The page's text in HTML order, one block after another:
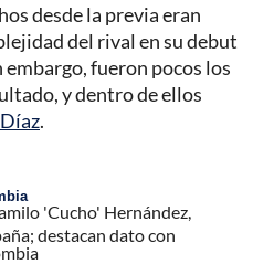
desde la previa eran
del rival en su debut
fueron pocos los
y dentro de ellos
.
'Cucho' Hernández,
destacan dato con